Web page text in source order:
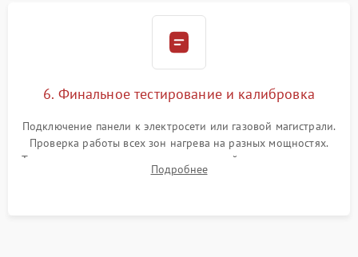
6. Финальное тестирование и калибровка
Подключение панели к электросети или газовой магистрали.
Проверка работы всех зон нагрева на разных мощностях.
Тестирование сенсорного управления, таймера, индикаторов
остаточного тепла и систем защиты от перегрева.
Подробнее